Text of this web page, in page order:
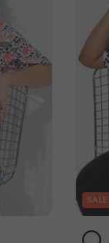
SALE